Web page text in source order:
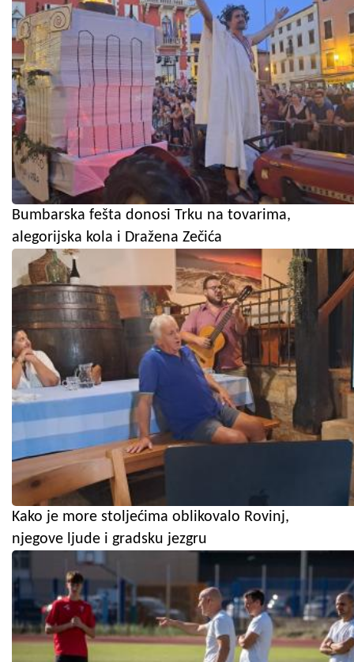
Bumbarska fešta donosi Trku na tovarima,
alegorijska kola i Dražena Zečića
Kako je more stoljećima oblikovalo Rovinj,
njegove ljude i gradsku jezgru